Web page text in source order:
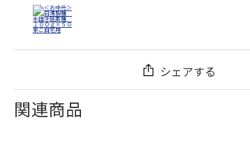
シェアする
関連商品